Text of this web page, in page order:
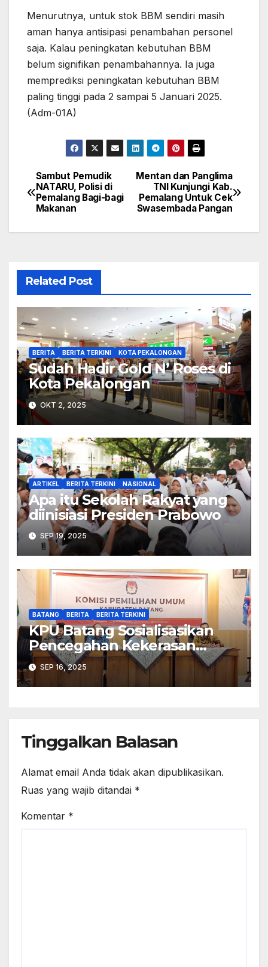
Menurutnya, untuk stok BBM sendiri masih
aman hanya antisipasi penambahan personel
saja. Kalau peningkatan kebutuhan BBM
belum signifikan penambahannya. Ia juga
memprediksi peningkatan kebutuhan BBM
paling tinggi pada 2 sampai 5 Januari 2025.
(Adm-01A)
Navigasi
pos
Mentan dan Panglima
TNI Kunjungi Kab.
Pemalang Untuk Cek
Swasembada Pangan
Sambut Pemudik
NATARU, Polisi di
Pemalang Bagi-bagi
Makanan
Related Post
BERITA BERITA TERKINI KOTA PEKALONGAN
Sudah Hadir Gold N’ Roses di
Kota Pekalongan
OKT 2, 2025
ARTIKEL BERITA TERKINI NASIONAL
Apa itu Sekolah Rakyat yang
diinisiasi Presiden Prabowo
SEP 19, 2025
BATANG BERITA BERITA TERKINI
KPU Batang Sosialisasikan
Pencegahan Kekerasan
Seksual dalam Lingkungan
Kerja Pemilu
SEP 16, 2025
Tinggalkan Balasan
Alamat email Anda tidak akan dipublikasikan.
Ruas yang wajib ditandai *
Komentar *